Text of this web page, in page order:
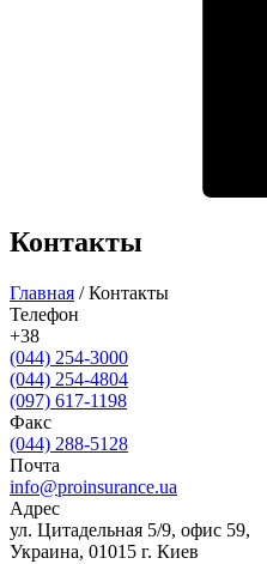
Контакты
Главная /Контакты
Телефон
+38
(044) 254-3000
(044) 254-4804
(097) 617-1198
Факс
(044) 288-5128
Почта
info@proinsurance.ua
Адрес
ул. Цитадельная 5/9, офис 59,
Украина, 01015 г. Киев